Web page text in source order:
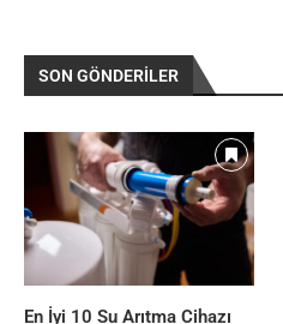
SON GÖNDERILER
En İyi 10 Su Arıtma Cihazı